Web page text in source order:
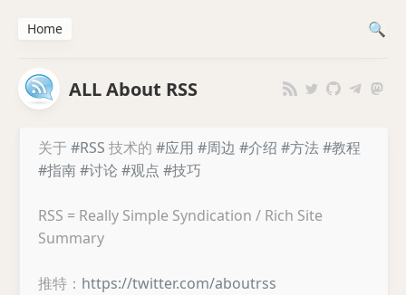
ALL About RSS
关于 #RSS 技术的 #应用 #周边 #介绍 #方法#教程
#指南#讨论 #观点 #技巧
RSS = Really Simple Syndication / Rich Site
Summary
推特： https://twitter.com/aboutrss
Home